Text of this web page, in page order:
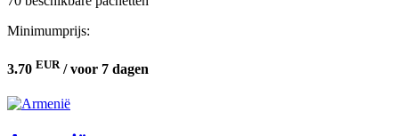
Minimumprijs:
3.70 EUR/ voor 7 dagen